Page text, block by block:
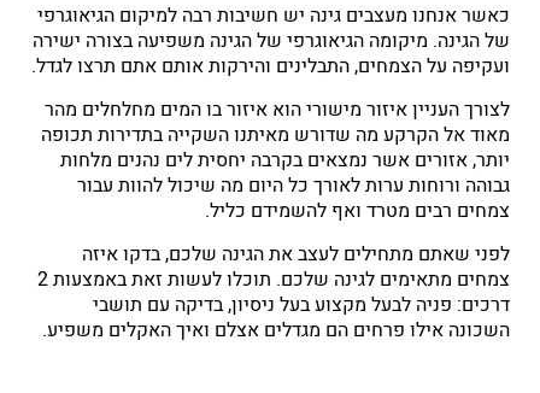
כאשר אנחנו מעצבים גינה יש חשיבות רבה למיקום הגיאוגרפי
של הגינה. מיקומה הגיאוגרפי של הגינה משפיעה בצורה ישירה
ועקיפה על הצמחים, התבלינים והירקות אותם אתם תרצו לגדל.
לצורך העניין איזור מישורי הוא איזור בו המים מחלחלים מהר
מאוד אל הקרקע מה שדורש מאיתנו השקייה בתדירות תכופה
יותר, אזורים אשר נמצאים בקרבה יחסית לים נהנים מלחות
גבוהה ורוחות ערות לאורך כל היום מה שיכול להוות עבור
צמחים רבים מטרד ואף להשמידם כליל.
לפני שאתם מתחילים לעצב את הגינה שלכם, בדקו איזה
צמחים מתאימים לגינה שלכם. תוכלו לעשות זאת באמצעות 2
דרכים: פניה לבעל מקצוע בעל ניסיון, בדיקה עם תושבי
השכונה אילו פרחים הם מגדלים אצלם ואיך האקלים משפיע.